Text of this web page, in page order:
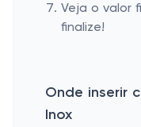
Veja o valor
finalize!
Onde inserir
Inox